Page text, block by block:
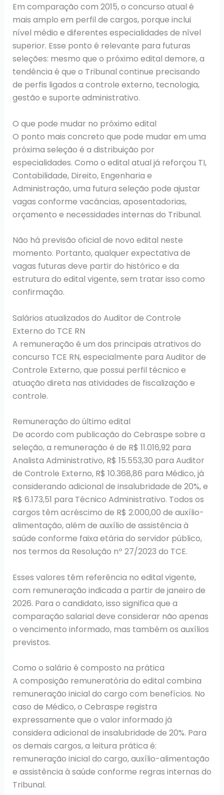
Em comparação com 2015, o concurso atual é
mais amplo em perfil de cargos, porque inclui
nível médio e diferentes especialidades de nível
superior. Esse ponto é relevante para futuras
seleções: mesmo que o próximo edital demore, a
tendência é que o Tribunal continue precisando
de perfis ligados a controle externo, tecnologia,
gestão e suporte administrativo.
O que pode mudar no próximo edital
O ponto mais concreto que pode mudar em uma
próxima seleção é a distribuição por
especialidades. Como o edital atual já reforçou TI,
Contabilidade, Direito, Engenharia e
Administração, uma futura seleção pode ajustar
vagas conforme vacâncias, aposentadorias,
orçamento e necessidades internas do Tribunal.
Não há previsão oficial de novo edital neste
momento. Portanto, qualquer expectativa de
vagas futuras deve partir do histórico e da
estrutura do edital vigente, sem tratar isso como
confirmação.
Salários atualizados do Auditor de Controle
Externo do TCE RN
A remuneração é um dos principais atrativos do
concurso TCE RN, especialmente para Auditor de
Controle Externo, que possui perfil técnico e
atuação direta nas atividades de fiscalização e
controle.
Remuneração do último edital
De acordo com publicação do Cebraspe sobre a
seleção, a remuneração é de R$ 11.016,92 para
Analista Administrativo, R$ 15.553,30 para Auditor
de Controle Externo, R$ 10.368,86 para Médico, já
considerando adicional de insalubridade de 20%, e
R$ 6.173,51 para Técnico Administrativo. Todos os
cargos têm acréscimo de R$ 2.000,00 de auxílio-
alimentação, além de auxílio de assistência à
saúde conforme faixa etária do servidor público,
nos termos da Resolução nº 27/2023 do TCE.
Esses valores têm referência no edital vigente,
com remuneração indicada a partir de janeiro de
2026. Para o candidato, isso significa que a
comparação salarial deve considerar não apenas
o vencimento informado, mas também os auxílios
previstos.
Como o salário é composto na prática
A composição remuneratória do edital combina
remuneração inicial do cargo com benefícios. No
caso de Médico, o Cebraspe registra
expressamente que o valor informado já
considera adicional de insalubridade de 20%. Para
os demais cargos, a leitura prática é:
remuneração inicial do cargo, auxílio-alimentação
e assistência à saúde conforme regras internas do
Tribunal.